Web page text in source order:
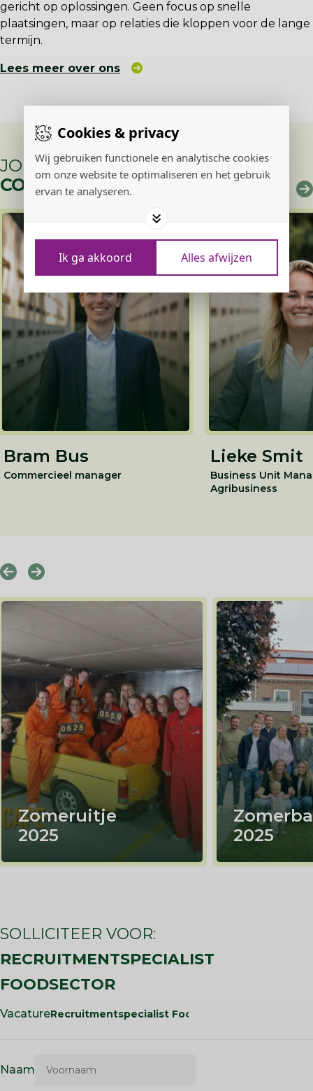
Cookies & privacy
Wij gebruiken functionele en analytische cookies
om onze website te optimaliseren en het gebruik
ervan te analyseren.
Ik ga akkoord Alles afwijzen
gericht op oplossingen. Geen focus op snelle
plaatsingen, maar op relaties die kloppen voor de lange
termijn.
Lees meer over ons
JOUW NIEUWE
COLLEGA'S?
Bram Bus
Commercieel manager
Lieke Smit
Business Unit
Agribusiness
Zomeruitje
2025
2025
SOLLICITEER VOOR:
RECRUITMENTSPECIALIST
FOODSECTOR
Vacature
Naam